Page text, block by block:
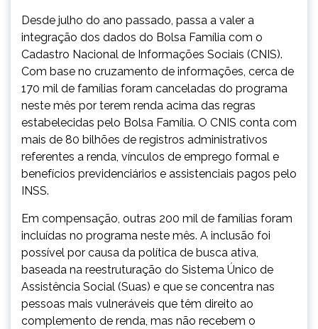
Desde julho do ano passado, passa a valer a
integração dos dados do Bolsa Família com o
Cadastro Nacional de Informações Sociais (CNIS).
Com base no cruzamento de informações, cerca de
170 mil de famílias foram canceladas do programa
neste mês por terem renda acima das regras
estabelecidas pelo Bolsa Família. O CNIS conta com
mais de 80 bilhões de registros administrativos
referentes a renda, vínculos de emprego formal e
benefícios previdenciários e assistenciais pagos pelo
INSS.
Em compensação, outras 200 mil de famílias foram
incluídas no programa neste mês. A inclusão foi
possível por causa da política de busca ativa,
baseada na reestruturação do Sistema Único de
Assistência Social (Suas) e que se concentra nas
pessoas mais vulneráveis que têm direito ao
complemento de renda, mas não recebem o